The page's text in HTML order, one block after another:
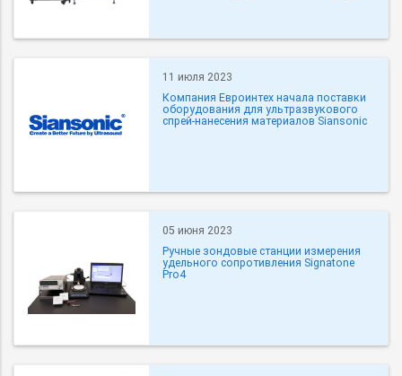
11 июля 2023
Компания Евроинтех начала поставки
оборудования для ультразвукового
спрей-нанесения материалов Siansonic
05 июня 2023
Ручные зондовые станции измерения
удельного сопротивления Signatone
Pro4